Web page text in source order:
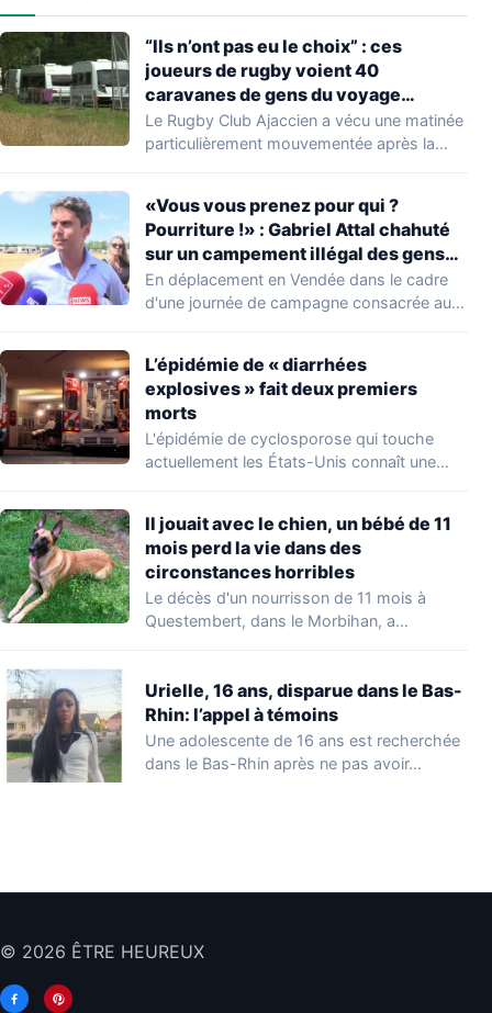
“Ils n’ont pas eu le choix” : ces
joueurs de rugby voient 40
caravanes de gens du voyage
s’installer dans leur stade, ils les
délogent en moins d’1 heure
Le Rugby Club Ajaccien a vécu une matinée
particulièrement mouvementée après la
«Vous vous prenez pour qui ?
Pourriture !» : Gabriel Attal chahuté
sur un campement illégal des gens
du voyage
En déplacement en Vendée dans le cadre
d'une journée de campagne consacrée aux
L’épidémie de « diarrhées
explosives » fait deux premiers
morts
L'épidémie de cyclosporose qui touche
actuellement les États-Unis connaît une
Il jouait avec le chien, un bébé de 11
mois perd la vie dans des
circonstances horribles
Le décès d'un nourrisson de 11 mois à
Questembert, dans le Morbihan, a
Urielle, 16 ans, disparue dans le Bas-
Rhin: l’appel à témoins
Une adolescente de 16 ans est recherchée
dans le Bas-Rhin après ne pas avoir…
© 2026 ÊTRE HEUREUX